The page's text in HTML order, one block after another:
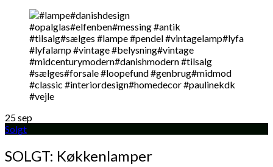
25sep
Solgt
SOLGT: Køkkenlamper